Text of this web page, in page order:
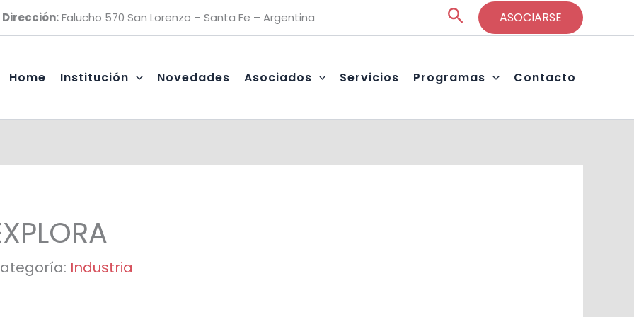
Dirección:Falucho 570 San Lorenzo – Santa Fe – Argentina BuscarASOCIARSE
Home Institución Novedades Asociados Servicios Programas Contacto
Industria